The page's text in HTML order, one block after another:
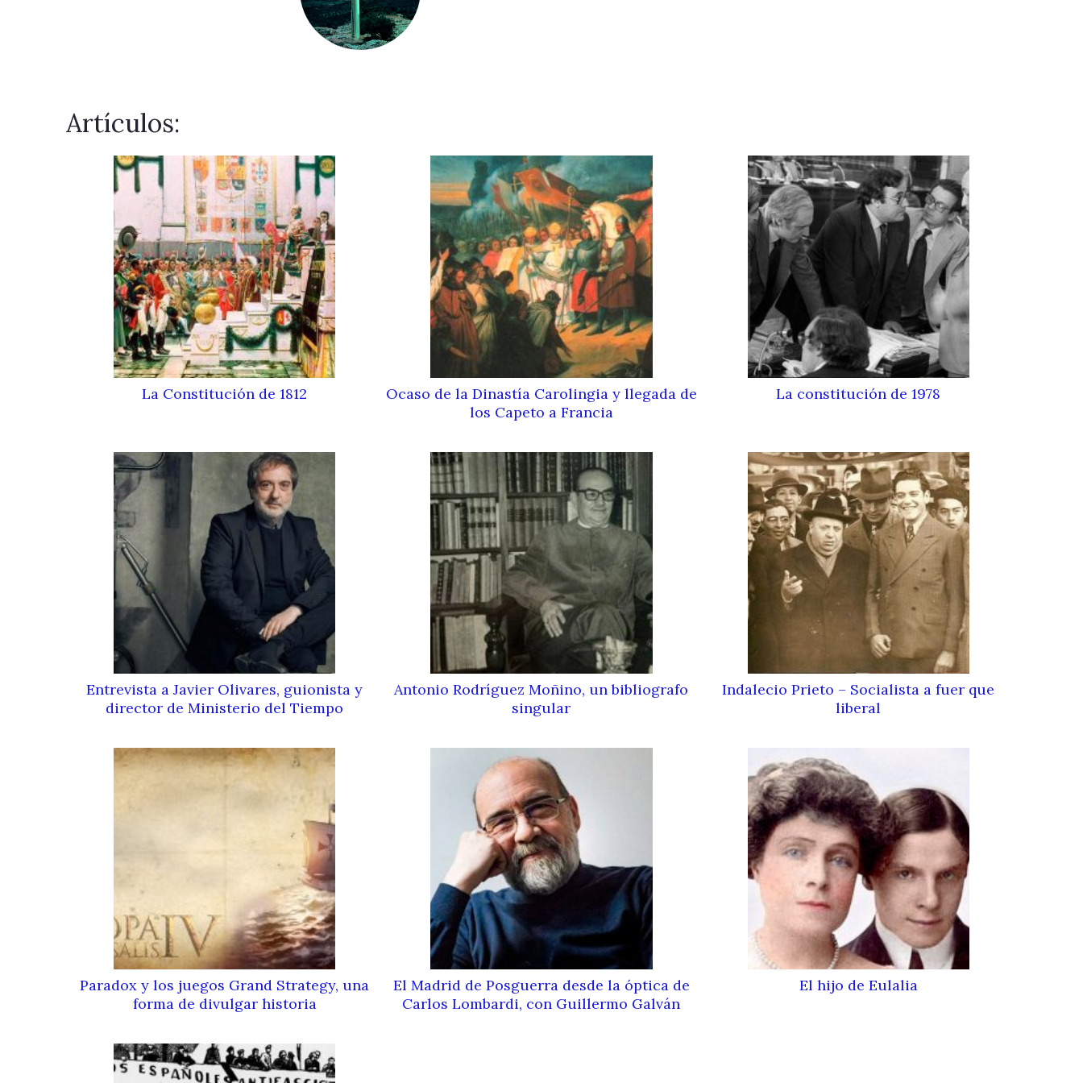
Artículos:
La Constitución de 1812
Ocaso de la Dinastía Carolingia y llegada de
los Capeto a Francia
La constitución de 1978
Entrevista a Javier Olivares, guionista y
director de Ministerio del Tiempo
Antonio Rodríguez Moñino, un bibliografo
singular
Indalecio Prieto – Socialista a fuer que
liberal
Paradox y los juegos Grand Strategy, una
forma de divulgar historia
El Madrid de Posguerra desde la óptica de
Carlos Lombardi, con Guillermo Galván
El hijo de Eulalia
Página
Página
PáginaPágina
Página